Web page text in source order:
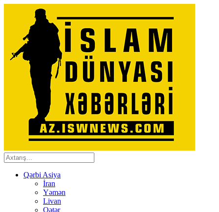
Qərbi Asiya
İran
Yəmən
Livan
Qətər